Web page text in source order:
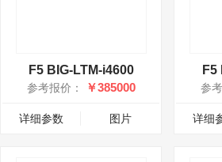
F5 BIG-LTM-i4600
参考报价： ￥385000
详细参数 图片
F5
参
详细